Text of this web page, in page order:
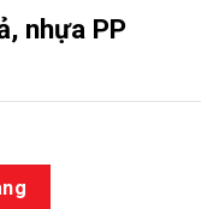
nhựa PP